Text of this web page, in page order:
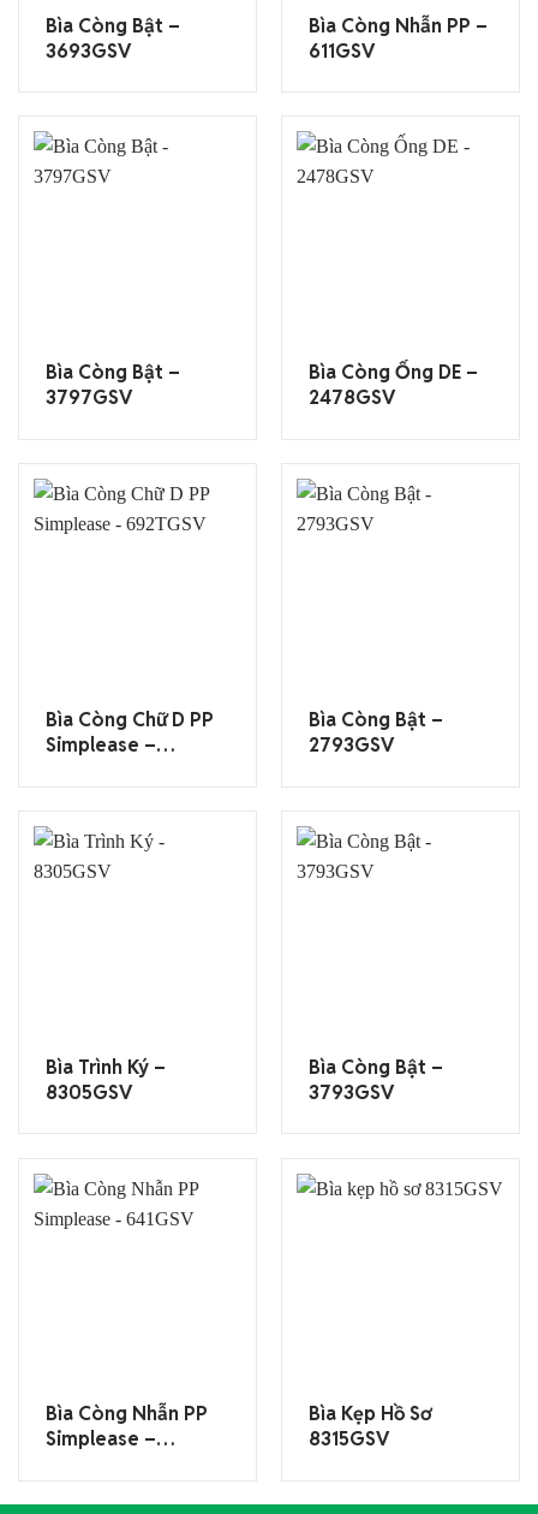
Bìa Còng Bật –
3693GSV
Bìa Còng Nhẫn PP –
611GSV
Bìa Còng Bật –
3797GSV
Bìa Còng Ống DE –
2478GSV
Bìa Còng Chữ D PP
Simplease –
Bìa Còng Bật –
2793GSV
Bìa Trình Ký –
8305GSV
Bìa Còng Bật –
3793GSV
Bìa Còng Nhẫn PP
Simplease –
Bìa Kẹp Hồ Sơ
8315GSV